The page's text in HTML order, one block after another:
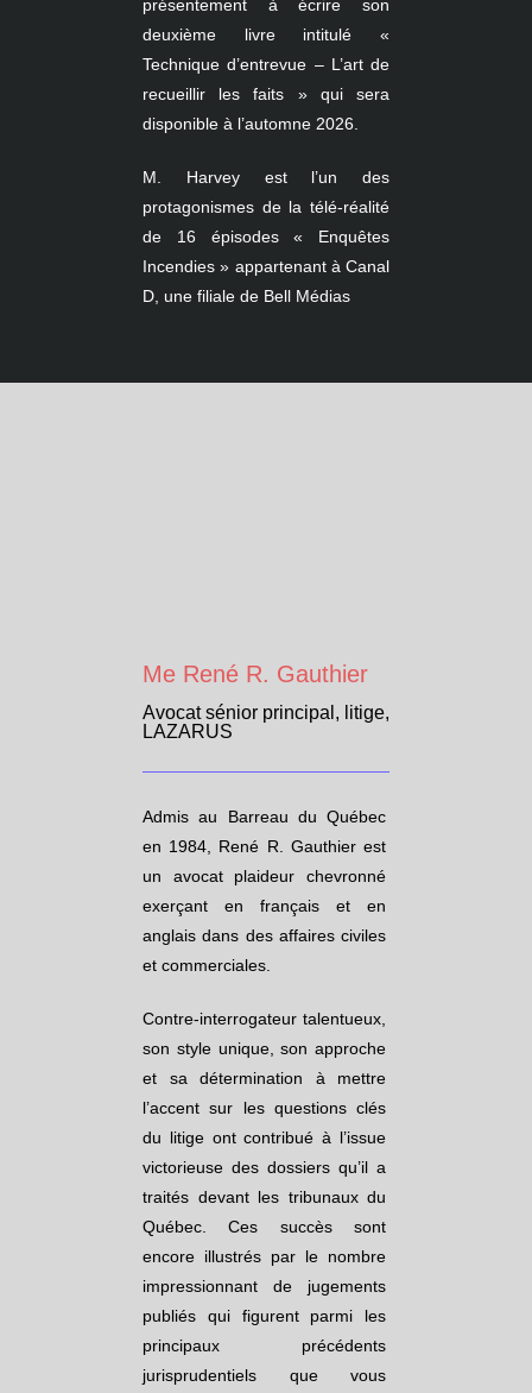
présentement à écrire son
deuxième livre intitulé «
Technique d’entrevue – L’art de
recueillir les faits » qui sera
disponible à l’automne 2026.
M. Harvey est l’un des
protagonismes de la télé-réalité
de 16 épisodes « Enquêtes
Incendies » appartenant à Canal
D, une filiale de Bell Médias
Me René R. Gauthier
Avocat sénior principal, litige,
LAZARUS
Admis au Barreau du Québec
en 1984, René R. Gauthier est
un avocat plaideur chevronné
exerçant en français et en
anglais dans des affaires civiles
et commerciales.
Contre-interrogateur talentueux,
son style unique, son approche
et sa détermination à mettre
l’accent sur les questions clés
du litige ont contribué à l’issue
victorieuse des dossiers qu’il a
traités devant les tribunaux du
Québec. Ces succès sont
encore illustrés par le nombre
impressionnant de jugements
publiés qui figurent parmi les
principaux précédents
jurisprudentiels que vous